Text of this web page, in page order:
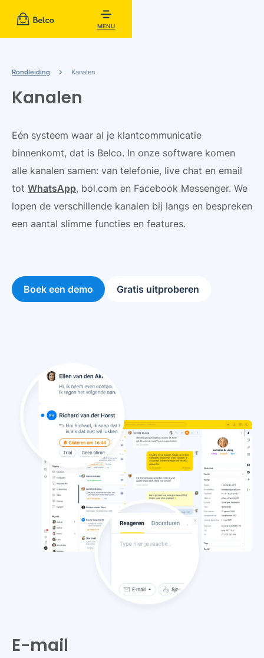
MENU
Rondleiding Kanalen
Kanalen
Eén systeem waar al je klantcommunicatie
binnenkomt, dat is Belco. In onze software komen
alle kanalen samen: van telefonie, live chat en email
tot WhatsApp, bol.com en Facebook Messenger. We
lopen de verschillende kanalen bij langs en bespreken
een aantal slimme functies en features.
Boek een demo Gratis uitproberen
E-mail